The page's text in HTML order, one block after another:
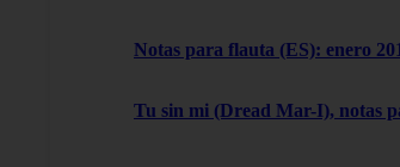
Notas para flauta (ES): enero
Tu sin mi (Dread Mar-I), notas